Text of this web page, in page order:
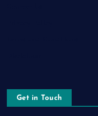
Get in Touch